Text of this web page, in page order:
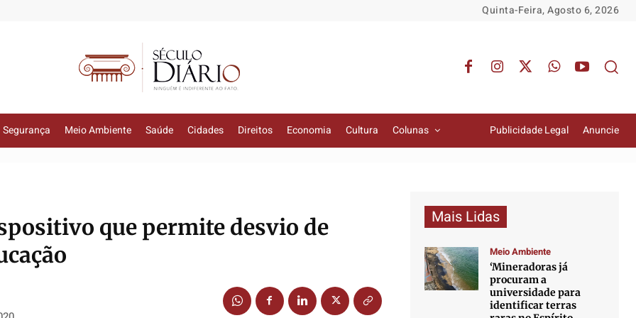
Quinta-Feira, Agosto 6, 2026
Segurança Meio Ambiente Saúde Cidades Direitos Economia Cultura Colunas Publicidade Legal Anuncie
que permite desvio de
Mais Lidas
Meio Ambiente
‘Mineradoras já
procuram a
universidade para
identificar terras